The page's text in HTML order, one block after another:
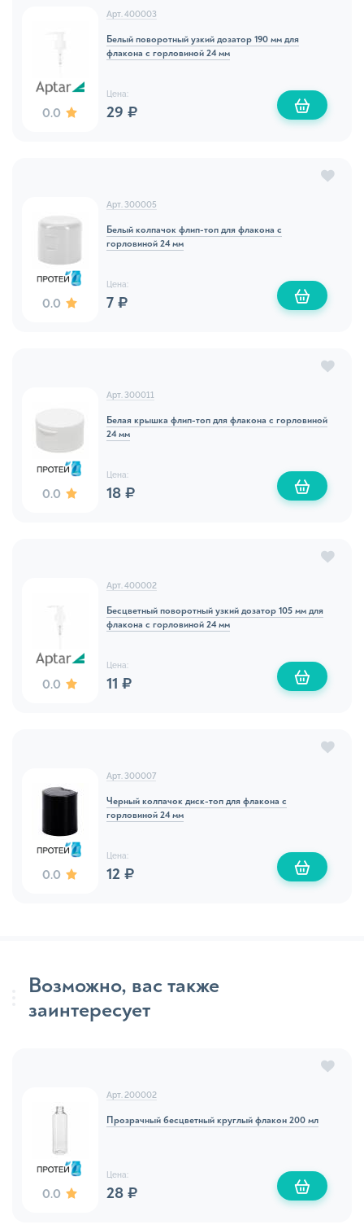
0.0
Арт. 400003
Белый поворотный узкий дозатор 190 мм для
флакона с горловиной 24 мм
Цена:
29 ₽
0.0
Арт. 300005
Белый колпачок флип-топ для флакона с
горловиной 24 мм
Цена:
7 ₽
0.0
Арт. 300011
Белая крышка флип-топ для флакона с горловиной
24 мм
Цена:
18 ₽
0.0
Арт. 400002
Бесцветный поворотный узкий дозатор 105 мм для
флакона с горловиной 24 мм
Цена:
11 ₽
0.0
Арт. 300007
Черный колпачок диск-топ для флакона с
горловиной 24 мм
Цена:
12 ₽
Возможно, вас также
заинтересует
0.0
Арт. 200002
Прозрачный бесцветный круглый флакон 200 мл
Цена:
28 ₽